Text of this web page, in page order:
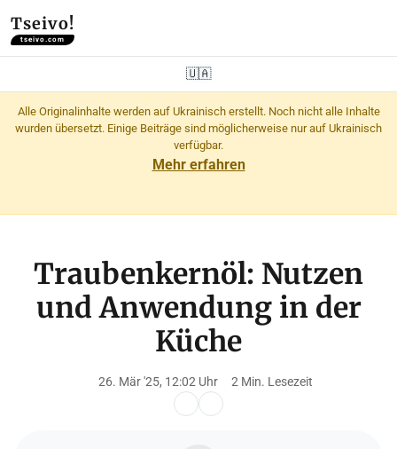
Tseivo!
tseivo.com
🇺🇦
Alle Originalinhalte werden auf Ukrainisch erstellt. Noch nicht alle Inhalte
wurden übersetzt. Einige Beiträge sind möglicherweise nur auf Ukrainisch
verfügbar.
Mehr erfahren
Traubenkernöl: Nutzen
und Anwendung in der
Küche
26. Mär '25, 12:02 Uhr 2 Min. Lesezeit